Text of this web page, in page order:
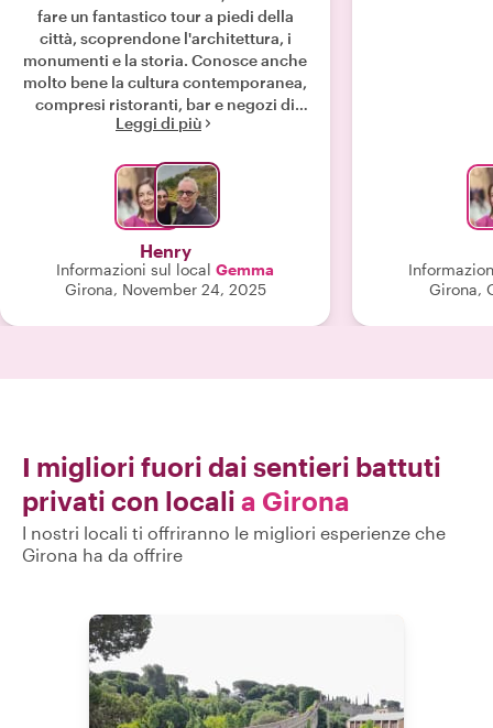
fare un fantastico tour a piedi della
città, scoprendone l'architettura, i
monumenti e la storia. Conosce anche
molto bene la cultura contemporanea,
compresi ristoranti, bar e negozi di
biciclette. È una persona molto gentile
Leggi di più
Henry
Informazioni sul local Gemma
Girona, November 24, 2025
Girona,
I migliori fuori dai sentieri battuti
privati con locali a Girona
I nostri locali ti offriranno le migliori esperienze che
Girona ha da offrire